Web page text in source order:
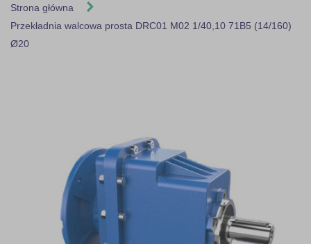
Strona główna
Przekładnia walcowa prosta DRC01 M02 1/40,10 71B5 (14/160)
Ø20